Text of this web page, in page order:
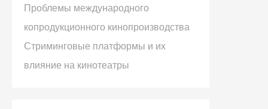
Проблемы международного
копродукционного кинопроизводства
Стриминговые платформы и их
влияние на кинотеатры